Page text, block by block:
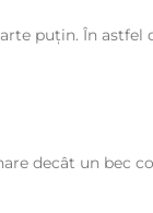
puțin. În astfel
decât un bec